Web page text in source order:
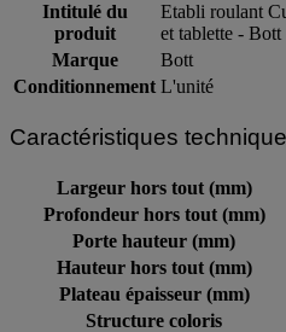
Intitulé du
produit
Etabli roulant
et tablette - Bott
Marque
Bott
Conditionnement L'unité
Caractéristiques
Largeur hors tout (mm)
Profondeur hors tout (mm)
Porte hauteur (mm)
Hauteur hors tout (mm)
Plateau épaisseur (mm)
Structure coloris